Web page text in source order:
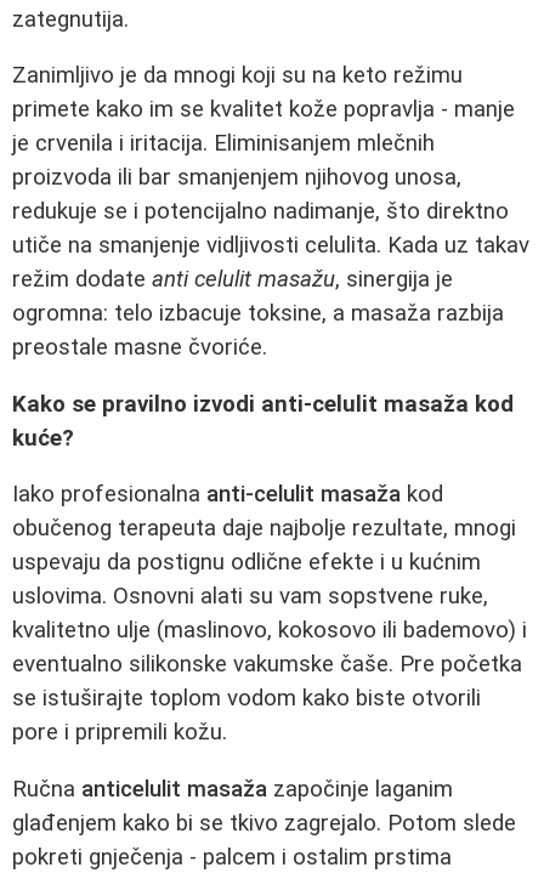
zategnutija.
Zanimljivo je da mnogi koji su na keto režimu
primete kako im se kvalitet kože popravlja - manje
je crvenila i iritacija. Eliminisanjem mlečnih
proizvoda ili bar smanjenjem njihovog unosa,
redukuje se i potencijalno nadimanje, što direktno
utiče na smanjenje vidljivosti celulita. Kada uz takav
režim dodate anti celulit masažu, sinergija je
ogromna: telo izbacuje toksine, a masaža razbija
preostale masne čvoriće.
Kako se pravilno izvodi anti-celulit masaža kod
kuće?
Iako profesionalna anti-celulit masaža kod
obučenog terapeuta daje najbolje rezultate, mnogi
uspevaju da postignu odlične efekte i u kućnim
uslovima. Osnovni alati su vam sopstvene ruke,
kvalitetno ulje (maslinovo, kokosovo ili bademovo) i
eventualno silikonske vakumske čaše. Pre početka
se istuširajte toplom vodom kako biste otvorili
pore i pripremili kožu.
Ručna anticelulit masaža započinje laganim
glađenjem kako bi se tkivo zagrejalo. Potom slede
pokreti gnječenja - palcem i ostalim prstima